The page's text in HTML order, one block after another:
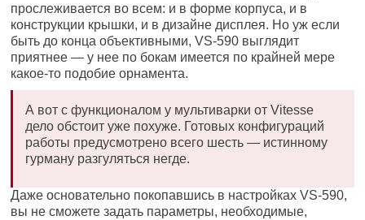
прослеживается во всем: и в форме корпуса, и в
конструкции крышки, и в дизайне дисплея. Но уж если
быть до конца объективными, VS-590 выглядит
приятнее — у нее по бокам имеется по крайней мере
какое-то подобие орнамента.
А вот с функционалом у мультиварки от Vitesse
дело обстоит уже похуже. Готовых конфигураций
работы предусмотрено всего шесть — истинному
гурману разгуляться негде.
Даже основательно покопавшись в настройках VS-590,
вы не сможете задать параметры, необходимые,